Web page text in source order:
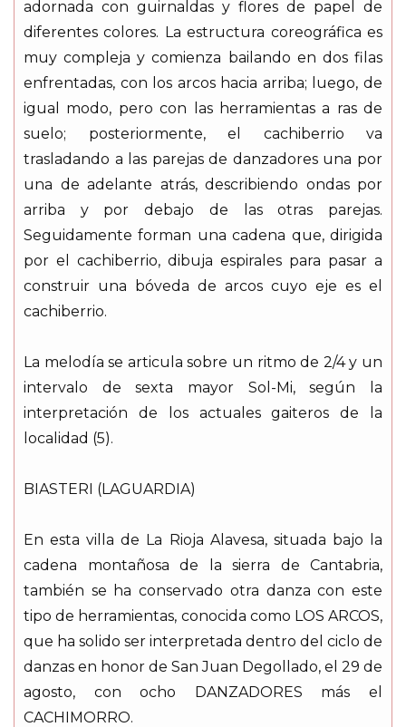
adornada con guirnaldas y flores de papel de
diferentes colores. La estructura coreográfica es
muy compleja y comienza bailando en dos filas
enfrentadas, con los arcos hacia arriba; luego, de
igual modo, pero con las herramientas a ras de
suelo; posteriormente, el cachiberrio va
trasladando a las parejas de danzadores una por
una de adelante atrás, describiendo ondas por
arriba y por debajo de las otras parejas.
Seguidamente forman una cadena que, dirigida
por el cachiberrio, dibuja espirales para pasar a
construir una bóveda de arcos cuyo eje es el
cachiberrio.
La melodía se articula sobre un ritmo de 2/4 y un
intervalo de sexta mayor Sol-Mi, según la
interpretación de los actuales gaiteros de la
localidad (5).
BIASTERI (LAGUARDIA)
En esta villa de La Rioja Alavesa, situada bajo la
cadena montañosa de la sierra de Cantabria,
también se ha conservado otra danza con este
tipo de herramientas, conocida como LOS ARCOS,
que ha solido ser interpretada dentro del ciclo de
danzas en honor de San Juan Degollado, el 29 de
agosto, con ocho DANZADORES más el
CACHIMORRO.